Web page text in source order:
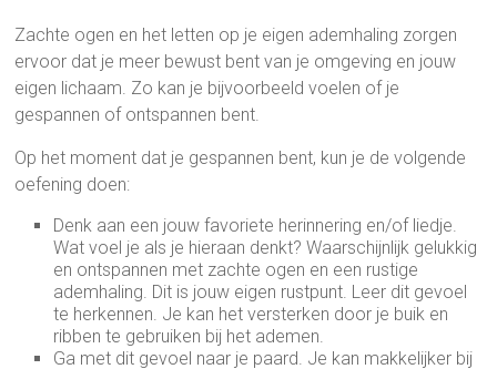
Zachte ogen en het letten op je eigen ademhaling zorgen
ervoor dat je meer bewust bent van je omgeving en jouw
eigen lichaam. Zo kan je bijvoorbeeld voelen of je
gespannen of ontspannen bent.
Op het moment dat je gespannen bent, kun je de volgende
oefening doen:
Denk aan een jouw favoriete herinnering en/of liedje.
Wat voel je als je hieraan denkt? Waarschijnlijk gelukkig
en ontspannen met zachte ogen en een rustige
ademhaling. Dit is jouw eigen rustpunt. Leer dit gevoel
te herkennen. Je kan het versterken door je buik en
ribben te gebruiken bij het ademen.
Ga met dit gevoel naar je paard. Je kan makkelijker bij